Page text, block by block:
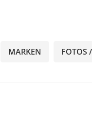
MARKEN FOTOS